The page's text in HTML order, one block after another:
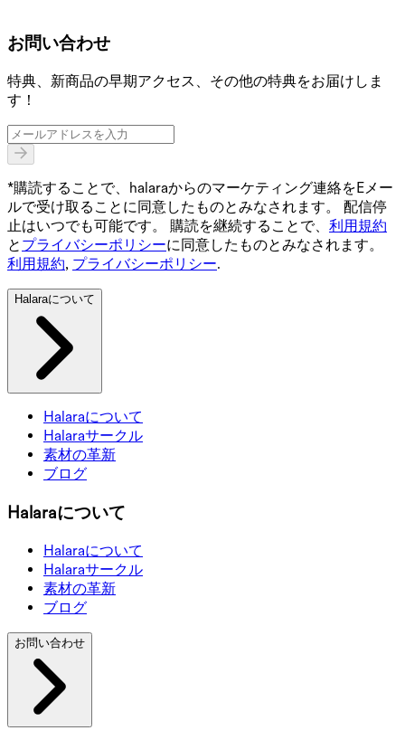
お問い合わせ
特典、新商品の早期アクセス、その他の特典をお届けしま
す！
*購読することで、halaraからのマーケティング連絡をEメー
ルで受け取ることに同意したものとみなされます。 配信停
止はいつでも可能です。 購読を継続することで、 利用規約
と プライバシーポリシーに同意したものとみなされます。
利用規約, プライバシーポリシー.
Halaraについて
Halaraについて
Halaraサークル
素材の革新
ブログ
Halaraについて
Halaraについて
Halaraサークル
素材の革新
ブログ
お問い合わせ